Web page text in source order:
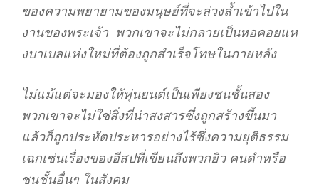
ของความพยายามของมนุษย์ที่จะล่วงล้ำเข้าไปใน
งานของพระเจ้า พวกเขาจะไม่กลายเป็นหอคอยแห่
งบาเบลแห่งใหม่ที่ต้องถูกสำเร็จโทษในภายหลัง
ไม่แม้แต่จะมองให้หุ่นยนต์เป็นเพียงชนชั้นสอง
พวกเขาจะไม่ใช่สิ่งที่น่าสงสารซึ่งถูกสร้างขึ้นมา
แล้วก็ถูกประหัตประหารอย่างไร้ซึ่งความยุติธรรม
เฉกเช่นเรื่องของอีสปที่เขียนถึงพวกยิว คนดำหรือ
ชนชั้นอื่นๆ ในสังคม